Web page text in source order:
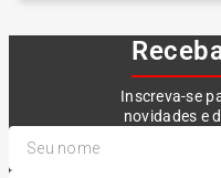
Inscreva-se
novidades e